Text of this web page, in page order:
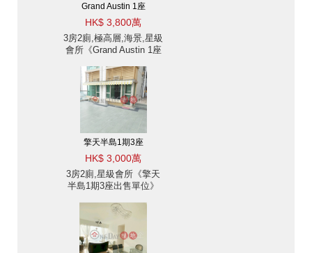
Grand Austin 1座
HK$ 3,800萬
3房2廁,極高層,海景,星級
會所《Grand Austin 1座
擎天半島1期3座
HK$ 3,000萬
3房2廁,星級會所《擎天
半島1期3座出售單位》